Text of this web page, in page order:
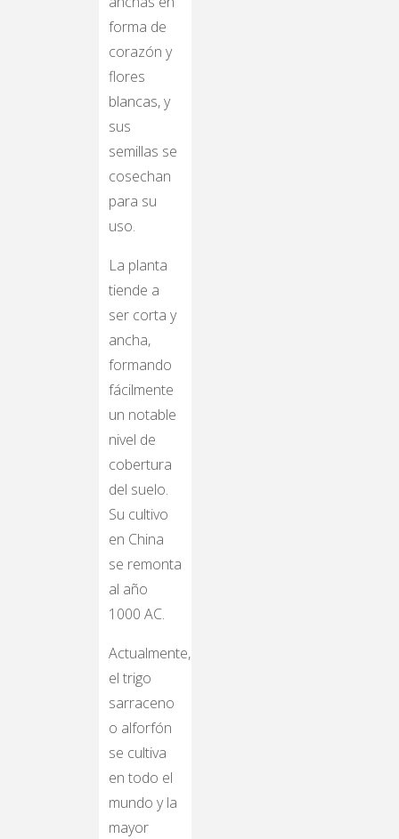
forma de
corazón y
flores
blancas, y
sus
semillas se
cosechan
para su
uso.
La planta
tiende a
ser corta y
ancha,
formando
fácilmente
un notable
nivel de
cobertura
del suelo.
Su cultivo
en China
se remonta
al año
1000 AC.
Actualmente,
el trigo
sarraceno
o alforfón
se cultiva
en todo el
mundo y la
mayor